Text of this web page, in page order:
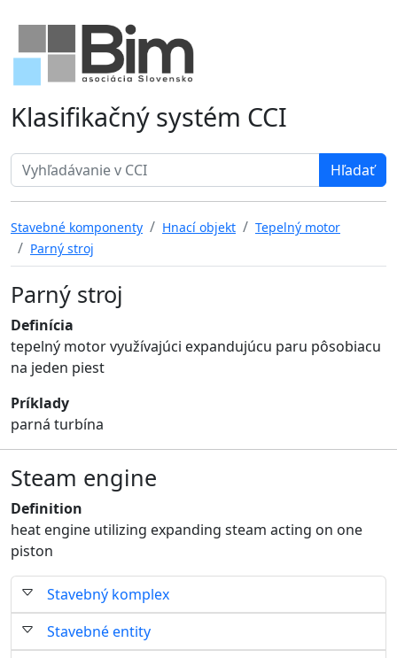
Klasifikačný systém CCI
Search term
Stavebný komplex
Stavebné entity
Stavebné komponenty Hnací objekt
Tepelný motor
Parný stroj
Parný stroj
Definícia
tepelný motor využívajúci expandujúcu paru pôsobiacu
na jeden piest
Príklady
parná turbína
Steam engine
Definition
heat engine utilizing expanding steam acting on one
piston